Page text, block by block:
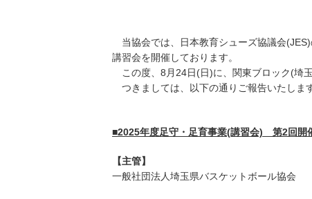
当協会では、日本教育シューズ協議会
講習会を開催しております。
この度、8月24日(日)に、関東ブロック(埼
つきましては、以下の通りご報告いたします
■2025年度足守・足育事業(講習会) 第2回開
【主管】
一般社団法人埼玉県バスケットボール協会